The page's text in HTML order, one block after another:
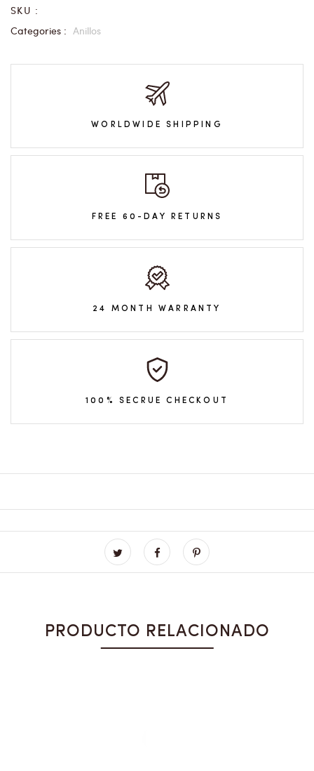
SKU :
Categories : Anillos
WORLDWIDE SHIPPING
FREE 60-DAY RETURNS
24 MONTH WARRANTY
100% SECRUE CHECKOUT
PRODUCTO RELACIONADO